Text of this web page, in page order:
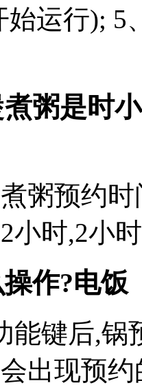
始运行); 5
粥是时
粥预约
小时,2小
作?电饭
能键后,锅
出现预